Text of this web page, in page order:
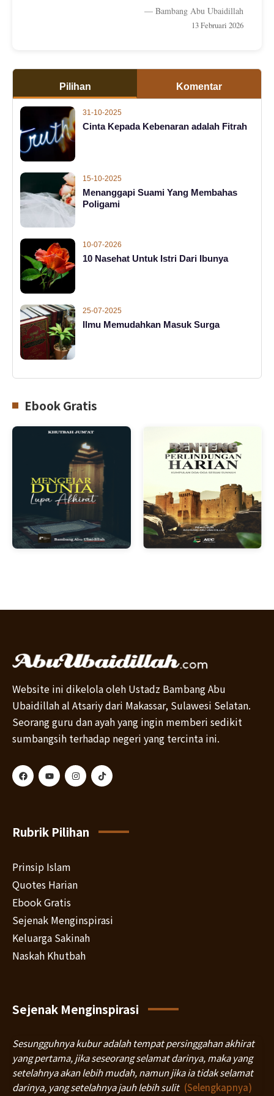
— Bambang Abu Ubaidillah
13 Februari 2026
Pilihan Komentar
31-10-2025
Cinta Kepada Kebenaran adalah Fitrah
15-10-2025
Menanggapi Suami Yang Membahas
Poligami
10-07-2026
10 Nasehat Untuk Istri Dari Ibunya
25-07-2025
Ilmu Memudahkan Masuk Surga
Ebook Gratis
Website ini dikelola oleh Ustadz Bambang Abu
Ubaidillah al Atsariy dari Makassar, Sulawesi Selatan.
Seorang guru dan ayah yang ingin memberi sedikit
sumbangsih terhadap negeri yang tercinta ini.
Rubrik Pilihan
Prinsip Islam
Quotes Harian
Ebook Gratis
Sejenak Menginspirasi
Keluarga Sakinah
Naskah Khutbah
Sejenak Menginspirasi
Sesungguhnya kubur adalah tempat persinggahan akhirat
yang pertama, jika seseorang selamat darinya, maka yang
setelahnya akan lebih mudah, namun jika ia tidak selamat
darinya, yang setelahnya jauh lebih sulit (Selengkapnya)